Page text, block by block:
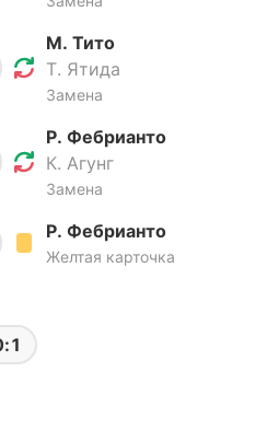
М. Тито
Т. Ятида
Замена
Р. Фебрианто
К. Агунг
Замена
Р. Фебрианто
Желтая карточка